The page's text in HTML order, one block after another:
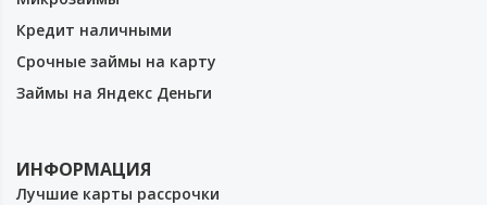
Кредит наличными
Срочные займы на карту
Займы на Яндекс Деньги
ИНФОРМАЦИЯ
Лучшие карты рассрочки